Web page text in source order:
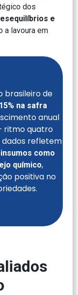
dos
e
a lavoura em
brasileiro de
15% na safra
anual
ritmo quatro
dados refletem
como
químico,
positiva no